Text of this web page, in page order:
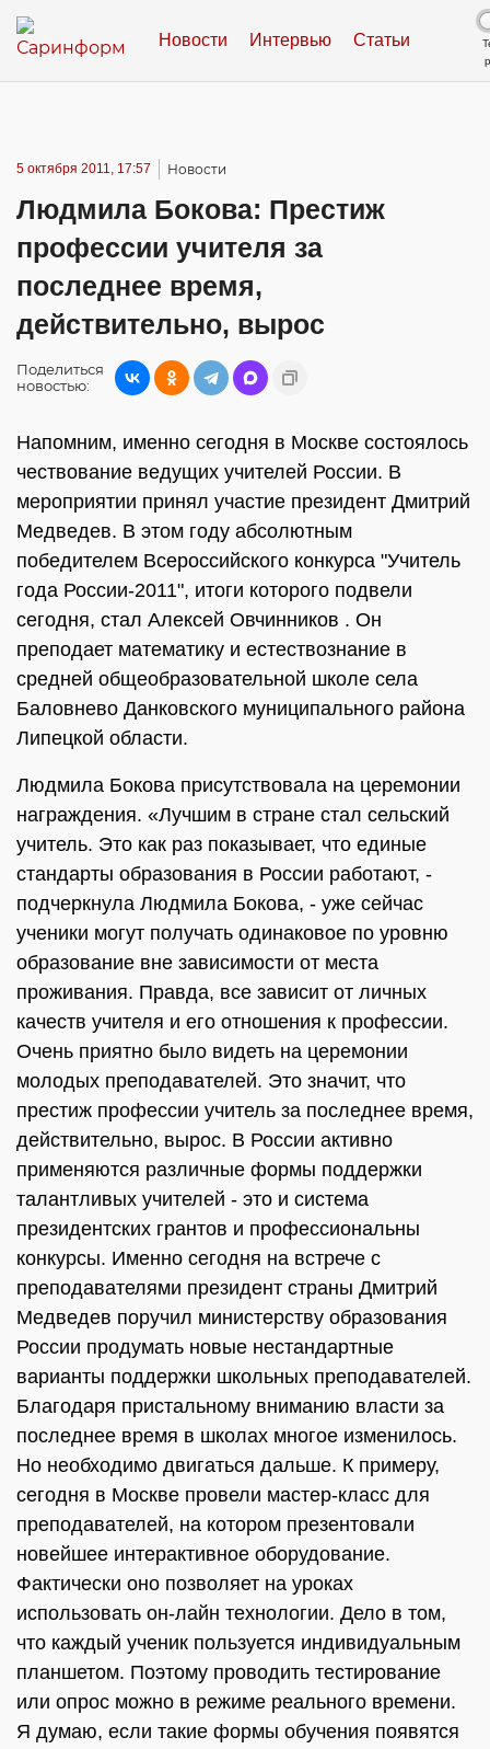
Новости Интервью Статьи
5 октября 2011, 17:57 Новости
Людмила Бокова: Престиж
профессии учителя за
последнее время,
действительно, вырос
Поделиться
новостью:
Напомним, именно сегодня в Москве состоялось
чествование ведущих учителей России. В
мероприятии принял участие президент Дмитрий
Медведев. В этом году абсолютным
победителем Всероссийского конкурса "Учитель
года России-2011", итоги которого подвели
сегодня, стал Алексей Овчинников . Он
преподает математику и естествознание в
средней общеобразовательной школе села
Баловнево Данковского муниципального района
Липецкой области.
Людмила Бокова присутствовала на церемонии
награждения. «Лучшим в стране стал сельский
учитель. Это как раз показывает, что единые
стандарты образования в России работают, -
подчеркнула Людмила Бокова, - уже сейчас
ученики могут получать одинаковое по уровню
образование вне зависимости от места
проживания. Правда, все зависит от личных
качеств учителя и его отношения к профессии.
Очень приятно было видеть на церемонии
молодых преподавателей. Это значит, что
престиж профессии учитель за последнее время,
действительно, вырос. В России активно
применяются различные формы поддержки
талантливых учителей - это и система
президентских грантов и профессиональны
конкурсы. Именно сегодня на встрече с
преподавателями президент страны Дмитрий
Медведев поручил министерству образования
России продумать новые нестандартные
варианты поддержки школьных преподавателей.
Благодаря пристальному вниманию власти за
последнее время в школах многое изменилось.
Но необходимо двигаться дальше. К примеру,
сегодня в Москве провели мастер-класс для
преподавателей, на котором презентовали
новейшее интерактивное оборудование.
Фактически оно позволяет на уроках
использовать он-лайн технологии. Дело в том,
что каждый ученик пользуется индивидуальным
планшетом. Поэтому проводить тестирование
или опрос можно в режиме реального времени.
Я думаю, если такие формы обучения появятся